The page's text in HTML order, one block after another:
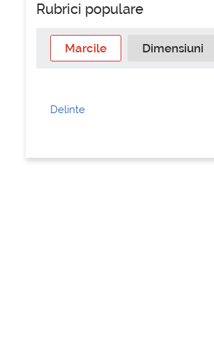
Rubrici populare
Marcile Dimensiuni
Delinte